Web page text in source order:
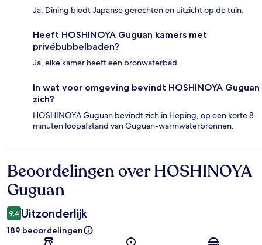
Ja, Dining biedt Japanse gerechten en uitzicht op de tuin.
Heeft HOSHINOYA Guguan kamers met
privébubbelbaden?
Ja, elke kamer heeft een bronwaterbad.
In wat voor omgeving bevindt HOSHINOYA Guguan
zich?
HOSHINOYA Guguan bevindt zich in Heping, op een korte 8
minuten loopafstand van Guguan-warmwaterbronnen.
Beoordelingen
Beoordelingen over HOSHINOYA
Guguan
9,4 Uitzonderlijk
189 beoordelingen